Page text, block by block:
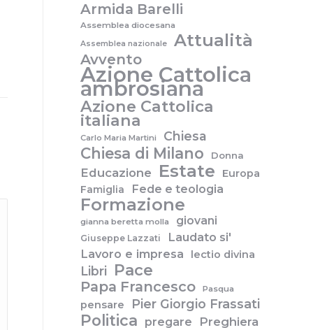
Armida Barelli
Assemblea diocesana
Assemblea nazionale Attualità
Avvento
Azione Cattolica
ambrosiana
Azione Cattolica
italiana
Carlo Maria Martini Chiesa
Chiesa di Milano Donna
Educazione Estate
Europa
Famiglia
Fede e teologia
Formazione
gianna beretta molla giovani
Giuseppe Lazzati
Laudato si'
Lavoro e impresa
lectio divina
Libri Pace
Papa Francesco Pasqua
pensare Pier Giorgio Frassati
Politica pregare Preghiera